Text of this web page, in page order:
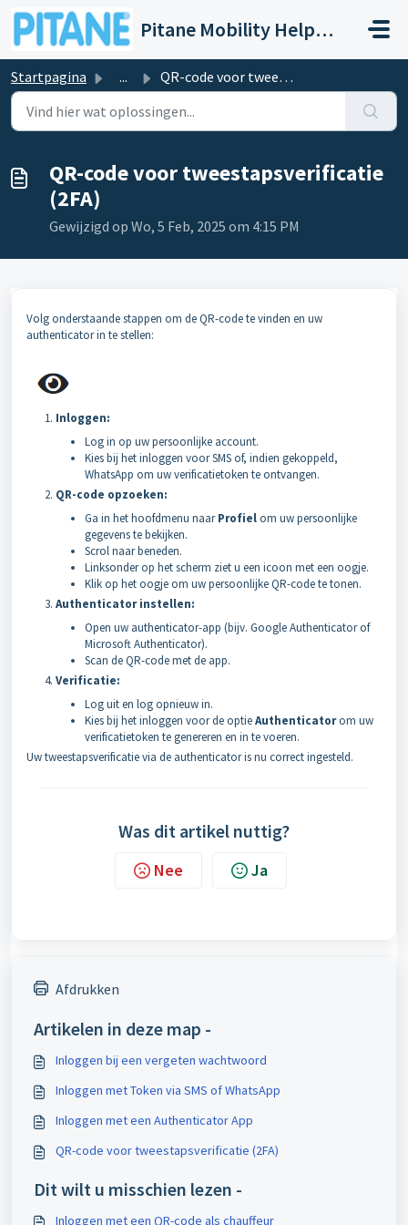
Doorgaan naar hoofdinhoud
Pitane Mobility Help- en Servicedesk
Startpagina ... QR-code voor tweestapsverificatie (2FA)
QR-code voor tweestapsverificatie
(2FA)
Gewijzigd op Wo, 5 Feb, 2025 om 4:15 PM
Volg onderstaande stappen om de QR-code te vinden en uw
authenticator in te stellen:
Inloggen:
Log in op uw persoonlijke account.
Kies bij het inloggen voor SMS of, indien gekoppeld,
WhatsApp om uw verificatietoken te ontvangen.
QR-code opzoeken:
Ga in het hoofdmenu naarProfielom uw persoonlijke
gegevens te bekijken.
Scrol naar beneden.
Linksonder op het scherm ziet u een icoon met een oogje.
Klik op het oogje om uw persoonlijke QR-code te tonen.
Authenticator instellen:
Open uw authenticator-app (bijv. Google Authenticator of
Microsoft Authenticator).
Scan de QR-code met de app.
Verificatie:
Log uit en log opnieuw in.
Kies bij het inloggen voor de optieAuthenticatorom uw
verificatietoken te genereren en in te voeren.
Uw tweestapsverificatie via de authenticator is nu correct ingesteld.
Was dit artikel nuttig?
Nee Ja
Afdrukken
Artikelen in deze map -
Inloggen bij een vergeten wachtwoord
Inloggen met Token via SMS of WhatsApp
Inloggen met een Authenticator App
QR-code voor tweestapsverificatie (2FA)
Dit wilt u misschien lezen -
Inloggen met een QR-code als chauffeur